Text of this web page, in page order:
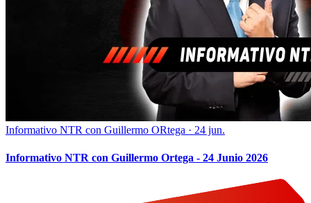
Informativo NTR con Guillermo ORtega · 24 jun.
Informativo NTR con Guillermo Ortega - 24 Junio 2026